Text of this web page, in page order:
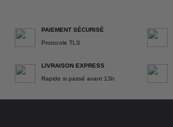
PAIEMENT SÉCURISÉ
Protocole TLS
LIVRAISON EXPRESS
Rapide si passé avant 13h